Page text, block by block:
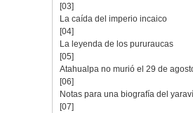
[03]
La caída del imperio incaico
[04]
La leyenda de los pururaucas
[05]
Atahualpa no murió el 29 de
[06]
Notas para una biografía del yaraví
[07]